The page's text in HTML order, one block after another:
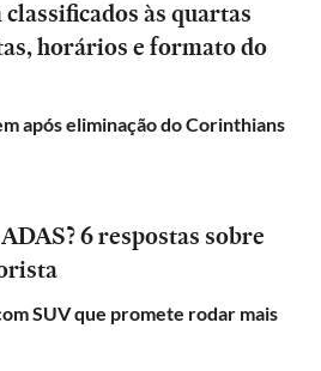
às quartas
horários e formato do
após eliminação do Corinthians
6 respostas sobre
SUV que promete rodar mais